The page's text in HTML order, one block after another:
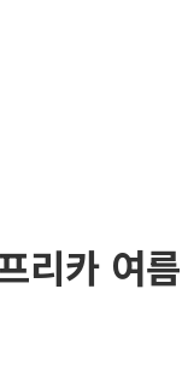
리카 여름